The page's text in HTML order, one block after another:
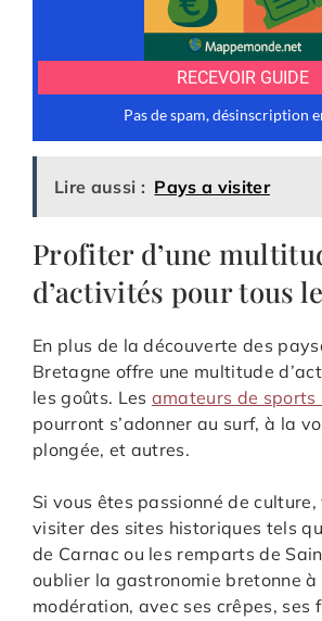
Lire aussi : Pays a visiter
Profiter d’une
d’activités pour tous
En plus de la découverte des
Bretagne offre une multitude
les goûts. Les amateurs de sports
pourront s’adonner au surf, à la
plongée, et autres.
Si vous êtes passionné de
visiter des sites historiques tels
de Carnac ou les remparts de
oublier la gastronomie bretonne à
modération, avec ses crêpes, ses